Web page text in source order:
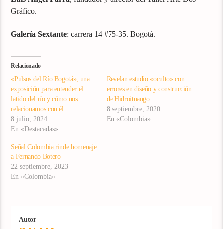
Gráfico.
Galería Sextante: carrera 14 #75-35. Bogotá.
Relacionado
«Pulsos del Río Bogotá», una
exposición para entender el
latido del río y cómo nos
relacionamos con él
8 julio, 2024
En «Destacadas»
Revelan estudio «oculto» con
errores en diseño y construcción
de Hidroituango
8 septiembre, 2020
En «Colombia»
Señal Colombia rinde homenaje
a Fernando Botero
22 septiembre, 2023
En «Colombia»
Autor